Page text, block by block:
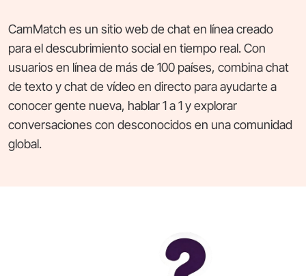
CamMatch es un sitio web de chat en línea creado
para el descubrimiento social en tiempo real. Con
usuarios en línea de más de 100 países, combina chat
de texto y chat de vídeo en directo para ayudarte a
conocer gente nueva, hablar 1 a 1 y explorar
conversaciones con desconocidos en una comunidad
global.